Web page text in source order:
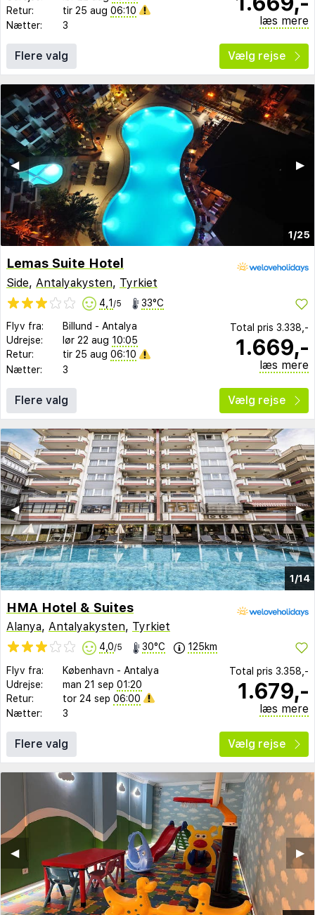
Retur:
tir 25 aug 06:10
Nætter:
3 læs mere
Flere valg Vælg rejse
1/25
▶︎
◀︎
Lemas Suite Hotel
Side, Antalyakysten, Tyrkiet
4,1 /5 33°C
Flyv fra: Billund - Antalya
Udrejse:
lør 22 aug 10:05
Retur:
tir 25 aug 06:10
Nætter:
3
Total pris 3.338,-
1.669,-
læs mere
Flere valg Vælg rejse
1/14
▶︎
◀︎
HMA Hotel & Suites
Alanya, Antalyakysten, Tyrkiet
4,0/5 30°C 125km
Flyv fra: København - Antalya
Udrejse:
man 21 sep 01:20
Retur:
tor 24 sep 06:00
Nætter:
3
Total pris 3.358,-
1.679,-
læs mere
Flere valg Vælg rejse
▶︎
◀︎